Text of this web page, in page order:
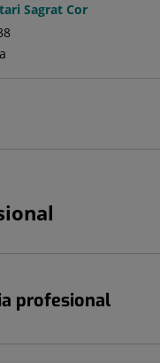
Sagrat Cor
profesional